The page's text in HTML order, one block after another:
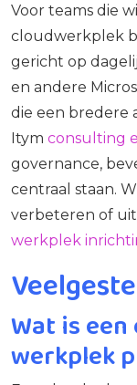
Voor teams die
cloudwerkplek
gericht op
en andere
die een bredere
Itym consulting
governance,
centraal staan.
verbeteren of
werkplek
Wat is
werkplek